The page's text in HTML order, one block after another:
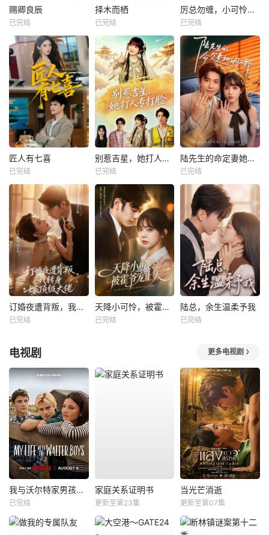
赐卿良辰
已完结
择木而栖
已完结
厉总勿缠，小可怜只想当厂妹
已完结
匠人有七喜
已完结
别惹吉星，她打人专打脸
已完结
陆先生的命定妻她飒又野
已完结
订婚夜遭背叛，我转身嫁顶级大佬
已完结
天降小可怜，被霍爷宠上天
已完结
陆总，余生温柔予我
已完结
电视剧 更多电视剧
我与沃尔特家男孩的生活第三季
已完结
家庭关系证明书
更新至第23集
当光芒消逝
更新至第07集